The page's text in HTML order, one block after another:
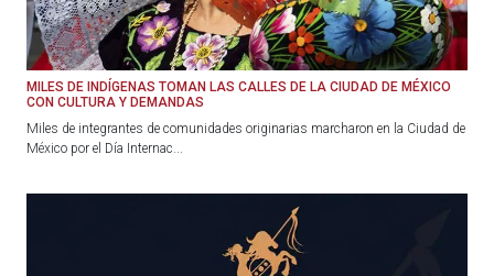
MILES DE INDÍGENAS TOMAN LAS CALLES DE LA CIUDAD DE MÉXICO
CON CULTURA Y DEMANDAS
Miles de integrantes de comunidades originarias marcharon en la Ciudad de
México por el Día Internac...